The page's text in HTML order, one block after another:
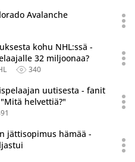
Avalanche
eri lähteessä.
kohu NHL:ssä -
32 miljoonaa?
340
uutisesta - fanit
helvettiä?"
jättisopimus hämää -